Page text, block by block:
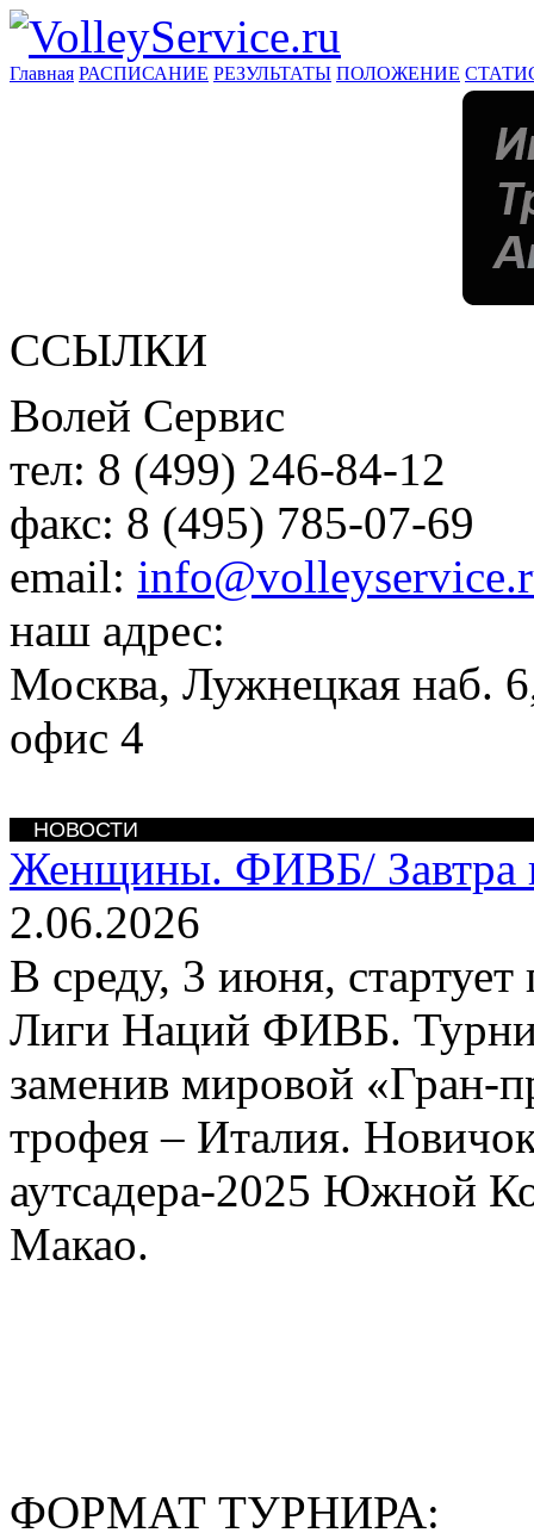
Главная РАСПИСАНИЕ РЕЗУЛЬТАТЫ ПОЛОЖЕНИЕ
ССЫЛКИ
Волей Сервис
тел: 8 (499) 246-84-12
факс: 8 (495) 785-07-69
email:
наш адрес:
Москва, Лужнецкая наб.
офис 4
НОВОСТИ
Женщины. ФИВБ/
2.06.2026
В среду, 3 июня,
Лиги Наций ФИВБ.
заменив мировой «Гран-
трофея – Италия.
аутсадера-2025 Южной
Макао.
ФОРМАТ ТУРНИРА: